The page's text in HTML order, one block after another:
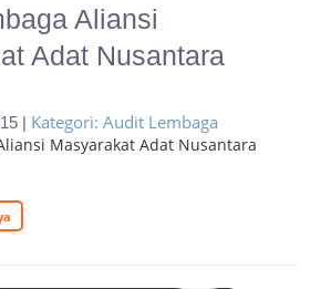
Aliansi
Adat Nusantara
| Kategori: Audit Lembaga
Masyarakat Adat Nusantara